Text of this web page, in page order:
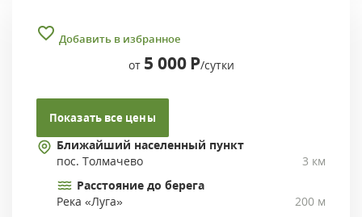
Добавить в избранное
от 5 000 Р/сутки
Показать все цены
Ближайший населенный пункт
пос. Толмачево
3 км
Расстояние до берега
Река «Луга»
200 м